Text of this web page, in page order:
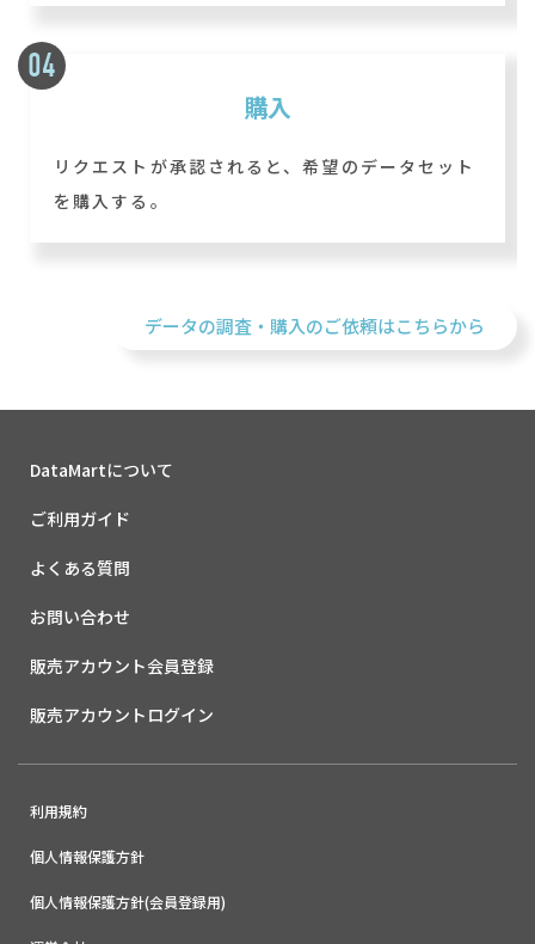
購入
リクエストが承認されると、希望のデータセット
を購入する。
データの調査・購入のご依頼はこちらから
DataMartについて
ご利用ガイド
よくある質問
お問い合わせ
販売アカウント会員登録
販売アカウントログイン
利用規約
個人情報保護方針
個人情報保護方針(会員登録用)